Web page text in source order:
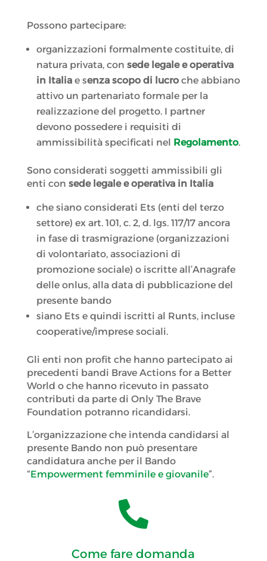
Possono partecipare:
organizzazioni formalmente costituite, di
natura privata, con sede legale e operativa
in Italiae senza scopo di lucroche abbiano
attivo un partenariato formale per la
realizzazione del progetto. I partner
devono possedere i requisiti di
ammissibilità specificati nel Regolamento.
Sono considerati soggetti ammissibili gli
enti con sede legale e operativa in Italia
che siano considerati Ets (enti del terzo
settore) ex art. 101, c. 2, d. lgs. 117/17 ancora
in fase di trasmigrazione (organizzazioni
di volontariato, associazioni di
promozione sociale) o iscritte all’Anagrafe
delle onlus, alla data di pubblicazione del
presente bando
siano Ets e quindi iscritti al Runts, incluse
cooperative/imprese sociali.
Gli enti non profit che hanno partecipato ai
precedenti bandi Brave Actions for a Better
World o che hanno ricevuto in passato
contributi da parte di Only The Brave
Foundation potranno ricandidarsi.
L’organizzazione che intenda candidarsi al
presente Bando non può presentare
candidatura anche per il Bando
“Empowerment femminile e giovanile”.

Come fare domanda